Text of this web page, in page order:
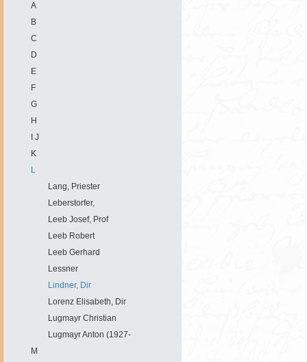
A
B
C
D
E
F
G
H
I J
K
L
Lang, Priester
Leberstorfer,
Leeb Josef, Prof
Leeb Robert
Leeb Gerhard
Lessner
Lindner, Dir
Lorenz Elisabeth, Dir
Lugmayr Christian
Lugmayr Anton (1927-
M